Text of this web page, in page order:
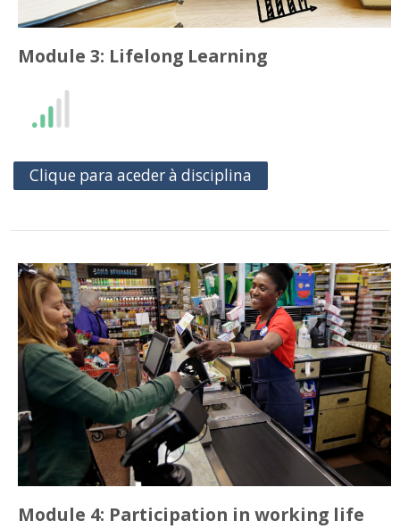
Module 3: Lifelong Learning
Clique para aceder à disciplina
Module 4: Participation in working life